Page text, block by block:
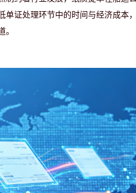
单证处理环节中的时间与经济成本
。